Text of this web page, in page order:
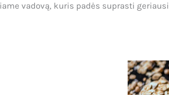
vadovą, kuris padės suprasti